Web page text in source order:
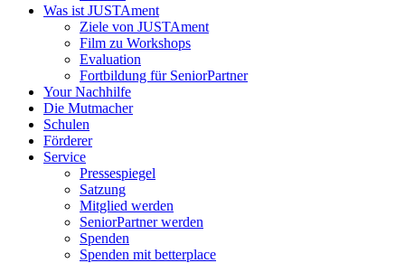
Was ist JUSTAment
Ziele von JUSTAment
Film zu Workshops
Evaluation
Fortbildung für SeniorPartner
Your Nachhilfe
Die Mutmacher
Schulen
Förderer
Service
Pressespiegel
Satzung
Mitglied werden
SeniorPartner werden
Spenden
Spenden mit betterplace